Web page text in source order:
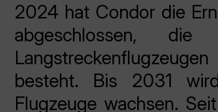
2024 hat Condor die
abgeschlossen,
besteht. Bis 2031
Flugzeuge wachsen.